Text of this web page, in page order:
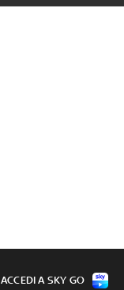
ACCEDI A SKY GO